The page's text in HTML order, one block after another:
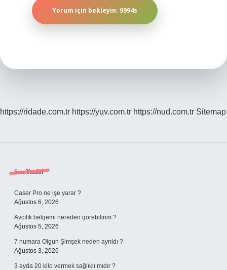
https://ridade.com.tr https://yuv.com.tr https://nud.com.tr Sitemap
Sidebar
Son Yazılar
Caser Pro ne işe yarar ?
Ağustos 6, 2026
Avcılık belgemi nereden görebilirim ?
Ağustos 5, 2026
7 numara Olgun Şimşek neden ayrıldı ?
Ağustos 3, 2026
3 ayda 20 kilo vermek sağlıklı mıdır ?